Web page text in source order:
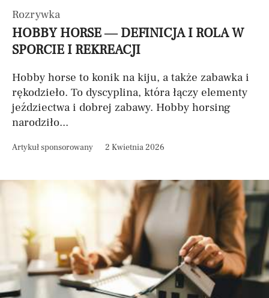
Rozrywka
HOBBY HORSE — DEFINICJA I ROLA W
SPORCIE I REKREACJI
Hobby horse to konik na kiju, a także zabawka i
rękodzieło. To dyscyplina, która łączy elementy
jeździectwa i dobrej zabawy. Hobby horsing
narodziło...
Artykuł sponsorowany 2 Kwietnia 2026